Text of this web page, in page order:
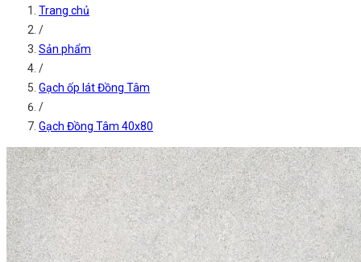
Trang chủ
/
Sản phẩm
/
Gạch ốp lát Đồng Tâm
/
Gạch Đồng Tâm 40x80